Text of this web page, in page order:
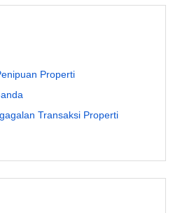
Properti
Transaksi Properti